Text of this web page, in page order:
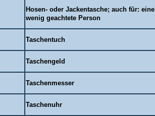
Hosen- oder Jackentasche; auch für: eine
wenig geachtete Person
Taschentuch
Taschengeld
Taschenmesser
Taschenuhr